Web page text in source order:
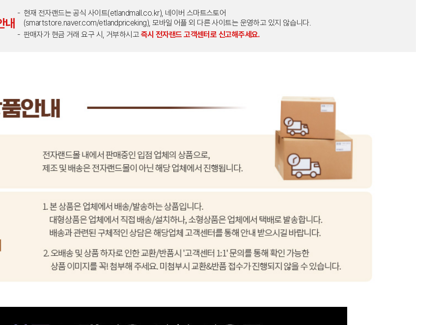
내
현재 전자랜드는 공식 사이트(etlandmall.co.kr), 네이버 스마트스토어
(smartstore.naver.com/etlandpriceking), 모바일 어플 외 다른 사이트는 운영하고 있지 않습니다.
판매자가 현금 거래 요구 시, 거부하시고 즉시 전자랜드 고객센터로 신고해주세요.